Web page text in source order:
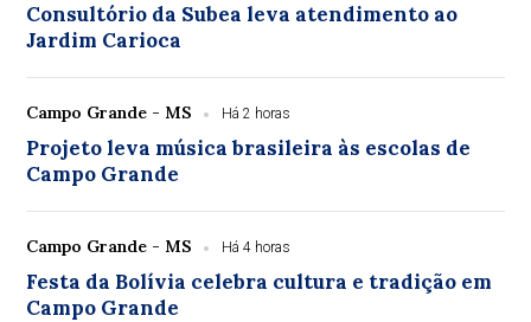
Consultório da Subea leva atendimento ao
Jardim Carioca
Campo Grande - MS Há 2 horas
Projeto leva música brasileira às escolas de
Campo Grande
Campo Grande - MS Há 4 horas
Festa da Bolívia celebra cultura e tradição em
Campo Grande